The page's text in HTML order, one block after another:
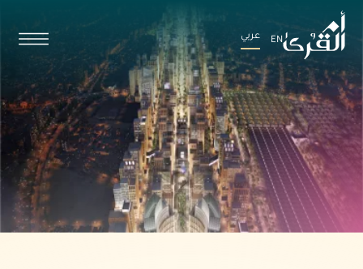
EN عربي